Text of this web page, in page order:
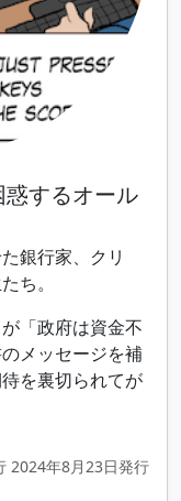
するオール
銀行家、クリ
ち。
「政府は資金不
メッセージを補
を裏切られてが
2024年8月23日発行